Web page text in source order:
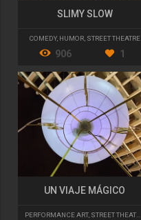
SLIMY SLOW
COMEDY, HUMOR STREET THEATRE
906 1
UN VIAJE MÁGICO
PERFORMANCE ART, STREET THEATRE